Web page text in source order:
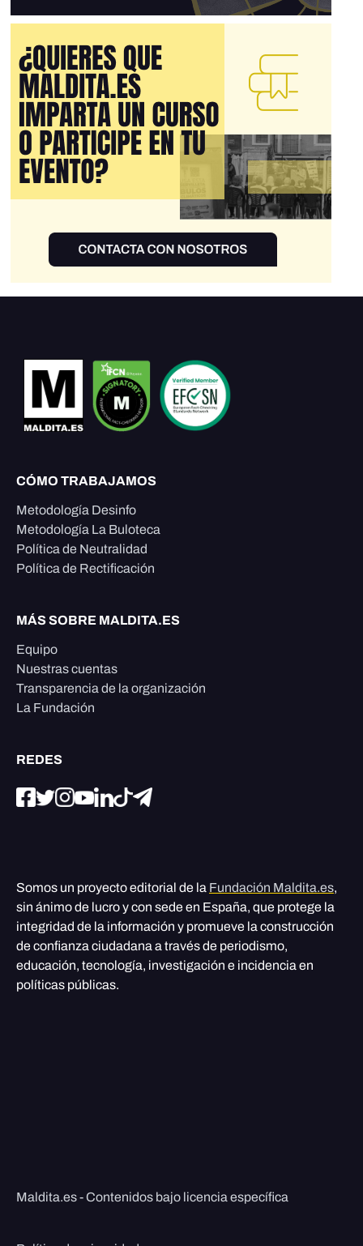
CÓMO TRABAJAMOS
Metodología Desinfo
Metodología La Buloteca
Política de Neutralidad
Política de Rectificación
MÁS SOBRE MALDITA.ES
Equipo
Nuestras cuentas
Transparencia de la organización
La Fundación
REDES
Somos un proyecto editorial de la Fundación Maldita.es,
sin ánimo de lucro y con sede en España, que protege la
integridad de la información y promueve la construcción
de confianza ciudadana a través de periodismo,
educación, tecnología, investigación e incidencia en
políticas públicas.
Maldita.es - Contenidos bajo licencia específica